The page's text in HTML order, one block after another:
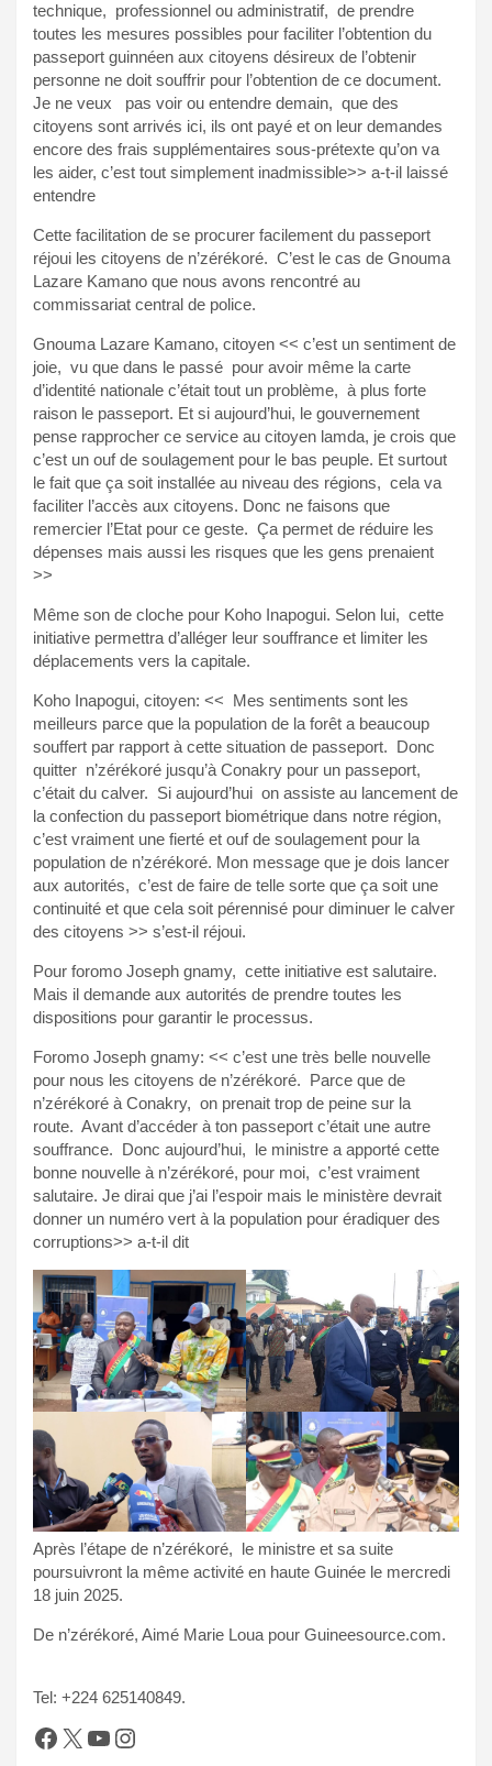
technique, professionnel ou administratif, de prendre
toutes les mesures possibles pour faciliter l’obtention du
passeport guinnéen aux citoyens désireux de l’obtenir
personne ne doit souffrir pour l’obtention de ce document.
Je ne veux pas voir ou entendre demain, que des
citoyens sont arrivés ici, ils ont payé et on leur demandes
encore des frais supplémentaires sous-prétexte qu’on va
les aider, c’est tout simplement inadmissible>> a-t-il laissé
entendre
Cette facilitation de se procurer facilement du passeport
réjoui les citoyens de n’zérékoré. C’est le cas de Gnouma
Lazare Kamano que nous avons rencontré au
commissariat central de police.
Gnouma Lazare Kamano, citoyen << c’est un sentiment de
joie, vu que dans le passé pour avoir même la carte
d’identité nationale c’était tout un problème, à plus forte
raison le passeport. Et si aujourd’hui, le gouvernement
pense rapprocher ce service au citoyen lamda, je crois que
c’est un ouf de soulagement pour le bas peuple. Et surtout
le fait que ça soit installée au niveau des régions, cela va
faciliter l’accès aux citoyens. Donc ne faisons que
remercier l’Etat pour ce geste. Ça permet de réduire les
dépenses mais aussi les risques que les gens prenaient
>>
Même son de cloche pour Koho Inapogui. Selon lui, cette
initiative permettra d’alléger leur souffrance et limiter les
déplacements vers la capitale.
Koho Inapogui, citoyen: << Mes sentiments sont les
meilleurs parce que la population de la forêt a beaucoup
souffert par rapport à cette situation de passeport. Donc
quitter n’zérékoré jusqu’à Conakry pour un passeport,
c’était du calver. Si aujourd’hui on assiste au lancement de
la confection du passeport biométrique dans notre région,
c’est vraiment une fierté et ouf de soulagement pour la
population de n’zérékoré. Mon message que je dois lancer
aux autorités, c’est de faire de telle sorte que ça soit une
continuité et que cela soit pérennisé pour diminuer le calver
des citoyens >> s’est-il réjoui.
Pour foromo Joseph gnamy, cette initiative est salutaire.
Mais il demande aux autorités de prendre toutes les
dispositions pour garantir le processus.
Foromo Joseph gnamy: << c’est une très belle nouvelle
pour nous les citoyens de n’zérékoré. Parce que de
n’zérékoré à Conakry, on prenait trop de peine sur la
route. Avant d’accéder à ton passeport c’était une autre
souffrance. Donc aujourd’hui, le ministre a apporté cette
bonne nouvelle à n’zérékoré, pour moi, c’est vraiment
salutaire. Je dirai que j’ai l’espoir mais le ministère devrait
donner un numéro vert à la population pour éradiquer des
corruptions>> a-t-il dit
Après l’étape de n’zérékoré, le ministre et sa suite
poursuivront la même activité en haute Guinée le mercredi
18 juin 2025.
De n’zérékoré, Aimé Marie Loua pour Guineesource.com.
Tel: +224 625140849.
Facebook
X YouTube
Instagram